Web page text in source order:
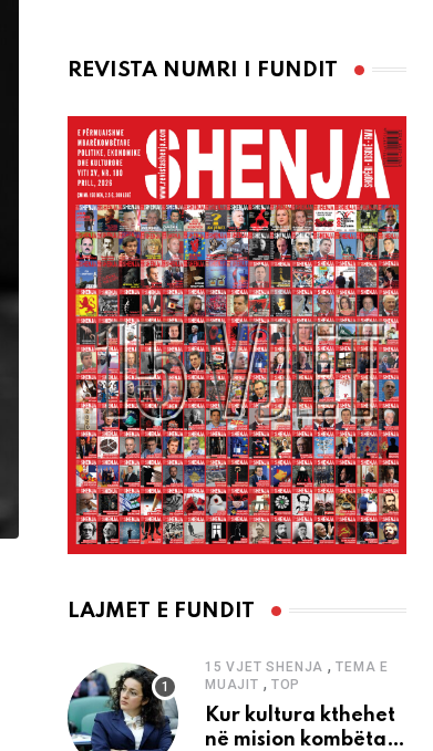
REVISTA NUMRI I FUNDIT
LAJMET E FUNDIT
15 VJET SHENJA ,TEMA E
MUAJIT , TOP
Kur kultura kthehet
në mision kombëtar